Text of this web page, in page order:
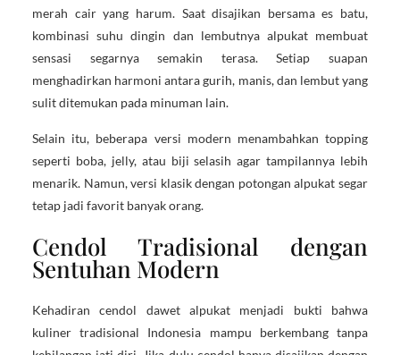
merah cair yang harum. Saat disajikan bersama es batu,
kombinasi suhu dingin dan lembutnya alpukat membuat
sensasi segarnya semakin terasa. Setiap suapan
menghadirkan harmoni antara gurih, manis, dan lembut yang
sulit ditemukan pada minuman lain.
Selain itu, beberapa versi modern menambahkan topping
seperti boba, jelly, atau biji selasih agar tampilannya lebih
menarik. Namun, versi klasik dengan potongan alpukat segar
tetap jadi favorit banyak orang.
Cendol Tradisional dengan
Sentuhan Modern
Kehadiran cendol dawet alpukat menjadi bukti bahwa
kuliner tradisional Indonesia mampu berkembang tanpa